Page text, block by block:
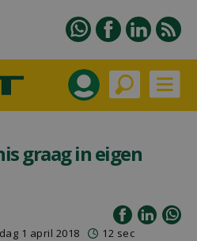
graag in eigen
1 april 2018 12 sec